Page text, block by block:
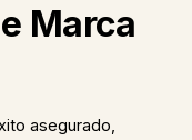
Marca
asegurado,